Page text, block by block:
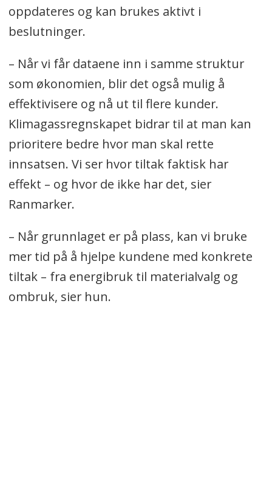
oppdateres og kan brukes aktivt i
beslutninger.
– Når vi får dataene inn i samme struktur
som økonomien, blir det også mulig å
effektivisere og nå ut til flere kunder.
Klimagassregnskapet bidrar til at man kan
prioritere bedre hvor man skal rette
innsatsen. Vi ser hvor tiltak faktisk har
effekt – og hvor de ikke har det, sier
Ranmarker.
– Når grunnlaget er på plass, kan vi bruke
mer tid på å hjelpe kundene med konkrete
tiltak – fra energibruk til materialvalg og
ombruk, sier hun.